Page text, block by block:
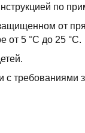
по
от
от 5 °С до 25 °С.
требованиями